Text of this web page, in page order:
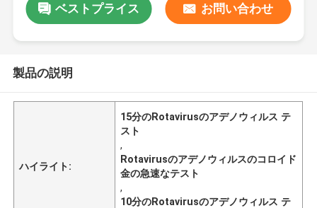
ベストプライス お問い合わせ
製品の説明
ハイライト:
15分のRotavirusのアデノウィルス テ
スト
,
Rotavirusのアデノウィルスのコロイド
金の急速なテスト
,
10分のRotavirusのアデノウィルス テ